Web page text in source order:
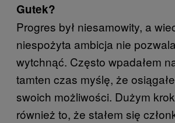
Gutek?
Progres był niesamowity, a
niespożyta ambicja nie
wytchnąć. Często wpadałem
tamten czas myślę, że
swoich możliwości. Dużym
również to, że stałem się